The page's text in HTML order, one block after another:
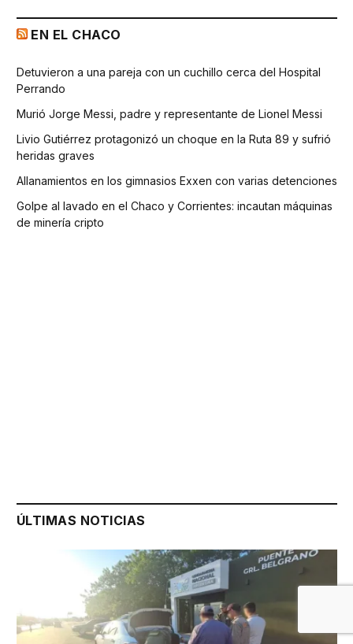
EN EL CHACO
Detuvieron a una pareja con un cuchillo cerca del Hospital
Perrando
Murió Jorge Messi, padre y representante de Lionel Messi
Livio Gutiérrez protagonizó un choque en la Ruta 89 y sufrió
heridas graves
Allanamientos en los gimnasios Exxen con varias detenciones
Golpe al lavado en el Chaco y Corrientes: incautan máquinas
de minería cripto
ÚLTIMAS NOTICIAS